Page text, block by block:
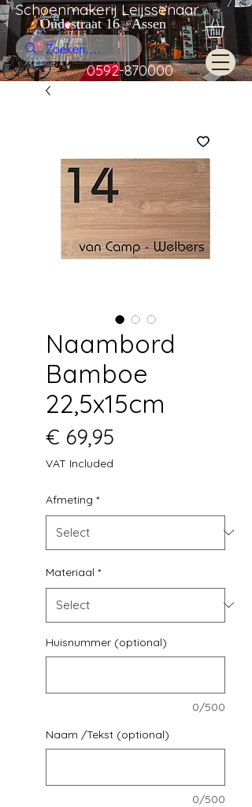
Schoenmakerij Leijssenaar
Oudestraat 16 Assen
0592-870000
Naambord
Bamboe
22,5x15cm
€ 69,95
VAT Included
Afmeting *
Materiaal *
Huisnummer (optional)
0/500
Naam /Tekst (optional)
0/500